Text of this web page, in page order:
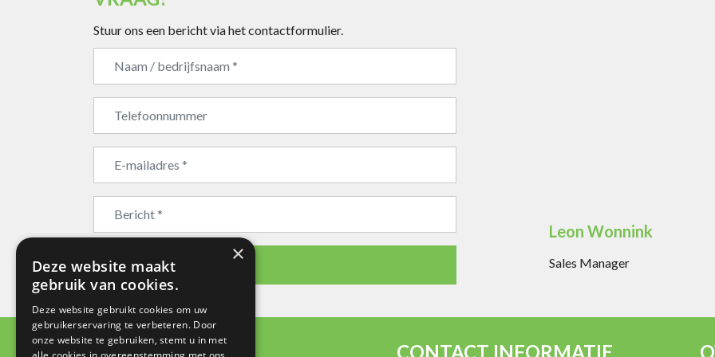
Stuur ons een bericht via het contactformulier.
VERZENDEN
Leon Wonnink
Sales Manager
SNEL NAAR CONTACT INFORMATIE
×
Deze website maakt
gebruik van cookies.
Deze website gebruikt cookies om uw
gebruikerservaring te verbeteren. Door
onze website te gebruiken, stemt u in met